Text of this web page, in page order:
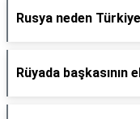
Rusya neden
Rüyada başkasının